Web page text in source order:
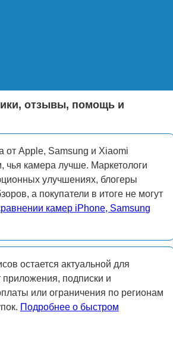
отзывы, помощь и
от Apple, Samsung и Xiaomi
чья камера лучше. Маркетологи
улучшениях, блогеры
а покупатели в итоге не могут
камер iPhone, Samsung
остается актуальной для
приложения, подписки и
или ограничения по регионам
Подробнее о быстром